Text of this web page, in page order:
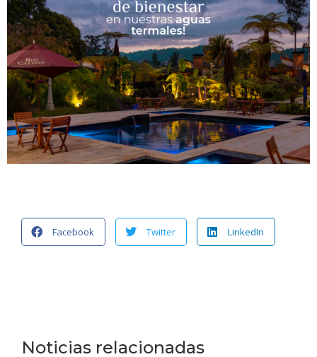
Facebook Twitter LinkedIn
Noticias relacionadas